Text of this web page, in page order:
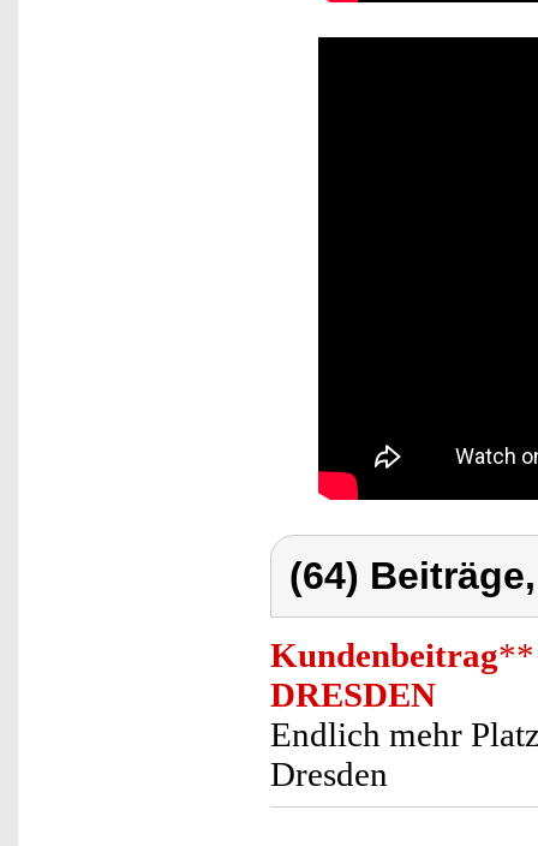
(64)
Kundenbeitrag**
DRESDEN
Endlich mehr
Dresden